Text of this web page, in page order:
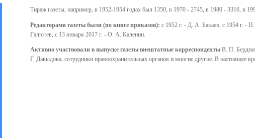
Тираж газеты, например, в 1952-1954 годах был 1350, в 1970 - 2745, в 1980 - 3316, в
Редакторами газеты были (по книге приказов): с 1952 г. - Д. А. Бакаев, с 1954 г. -
Галютев, с 13 января 2017 г. - О. А. Каленин.
Активно участвовали в выпуске газеты внештатные корреспонденты В. П.
Г. Давыдова, сотрудники правоохранительных органов и многие другие. В настоящее